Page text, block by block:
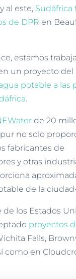
al este, Sudáfrica
de DPR en
estamos
un proyecto del
potable a las
.
de 20
no solo
fabricantes de
y otras
de la
de los Estados
proyectos
Falls,
como en